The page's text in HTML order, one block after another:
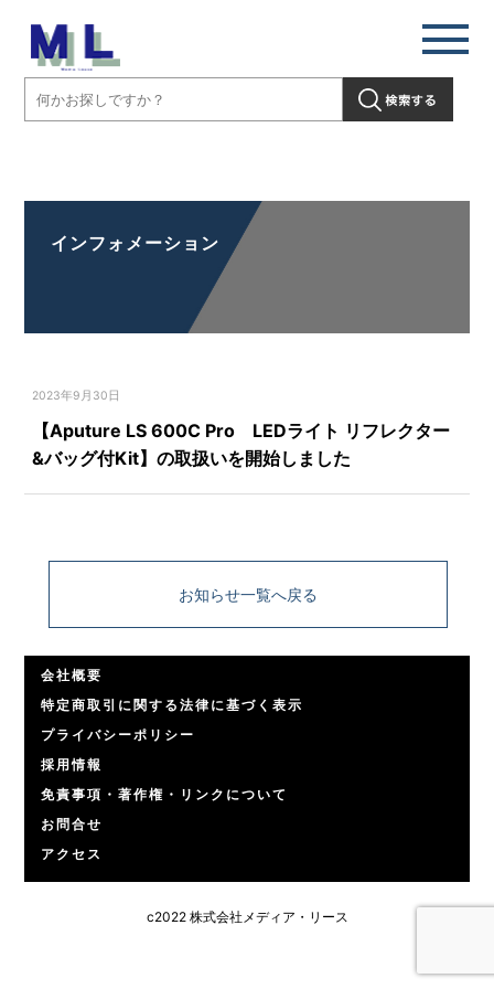
インフォメーション
2023年9月30日
【Aputure LS 600C Pro LEDライト リフレクター
&バッグ付Kit】の取扱いを開始しました
お知らせ一覧へ戻る
会社概要
特定商取引に関する法律に基づく表示
プライバシーポリシー
採用情報
免責事項・著作権・リンクについて
お問合せ
アクセス
c2022 株式会社メディア・リース